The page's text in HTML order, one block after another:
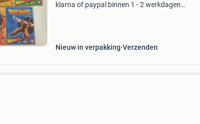
klarna of paypal binnen 1 - 2 werkdagen
Nieuw in verpakking Verzenden